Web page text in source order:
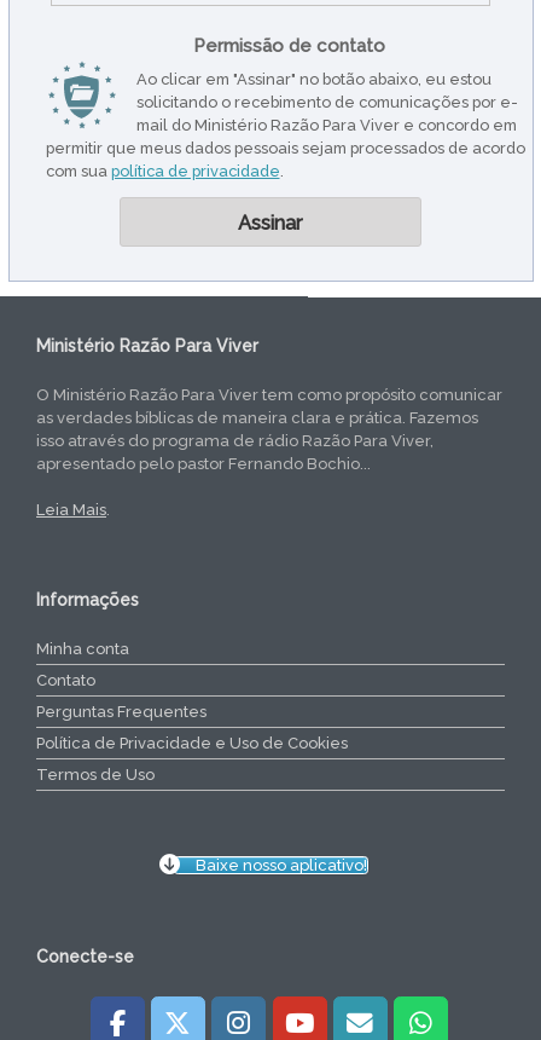
Permissão de contato
Ao clicar em "Assinar" no botão abaixo, eu estou
solicitando o recebimento de comunicações por e-
mail do Ministério Razão Para Viver e concordo em
permitir que meus dados pessoais sejam processados de acordo
com sua política de privacidade
Ministério Razão Para Viver
O Ministério Razão Para Viver tem como propósito comunicar
as verdades bíblicas de maneira clara e prática. Fazemos
isso através do programa de rádio Razão Para Viver,
apresentado pelo pastor Fernando Bochio...
Leia Mais.
Informações
Minha conta
Contato
Perguntas Frequentes
Política de Privacidade e Uso de Cookies
Termos de Uso
Baixe nosso aplicativo!
Conecte-se